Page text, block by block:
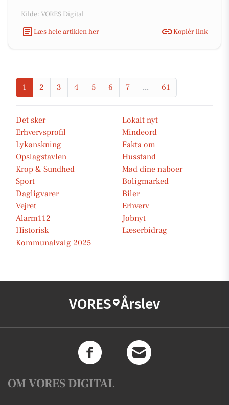
Kilde: VORES Digital
Læs hele artiklen her
Kopiér link
1 2 3 4 5 6 7 ... 61
Det sker
Lokalt nyt
Erhvervsprofil
Mindeord
Lykønskning
Fakta om
Opslagstavlen
Husstand
Krop & Sundhed
Mød dine naboer
Sport
Boligmarked
Dagligvarer
Biler
Vejret
Erhverv
Alarm112
Jobnyt
Historisk
Læserbidrag
Kommunalvalg 2025
VORES Årslev
OM VORES DIGITAL